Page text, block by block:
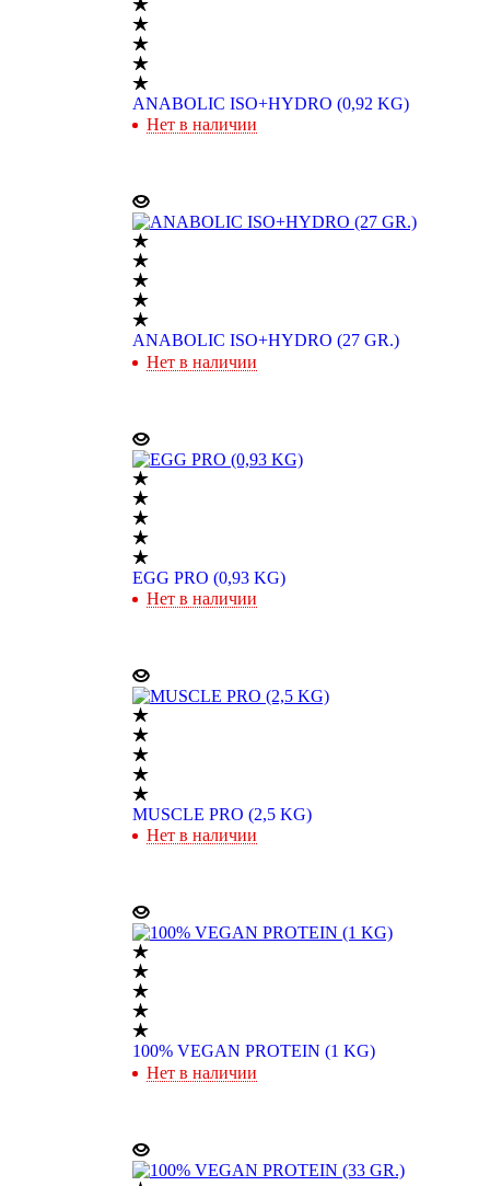
ANABOLIC ISO+HYDRO (0,92 KG)
Нет в наличии
ANABOLIC ISO+HYDRO (27 GR.)
Нет в наличии
EGG PRO (0,93 KG)
Нет в наличии
MUSCLE PRO (2,5 KG)
Нет в наличии
100% VEGAN PROTEIN (1 KG)
Нет в наличии